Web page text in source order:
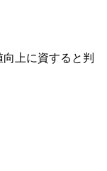
上に資すると判